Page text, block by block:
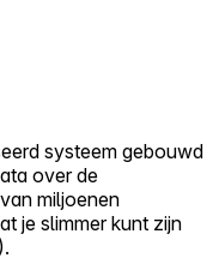
systeem gebouwd
over de
miljoenen
je slimmer kunt zijn